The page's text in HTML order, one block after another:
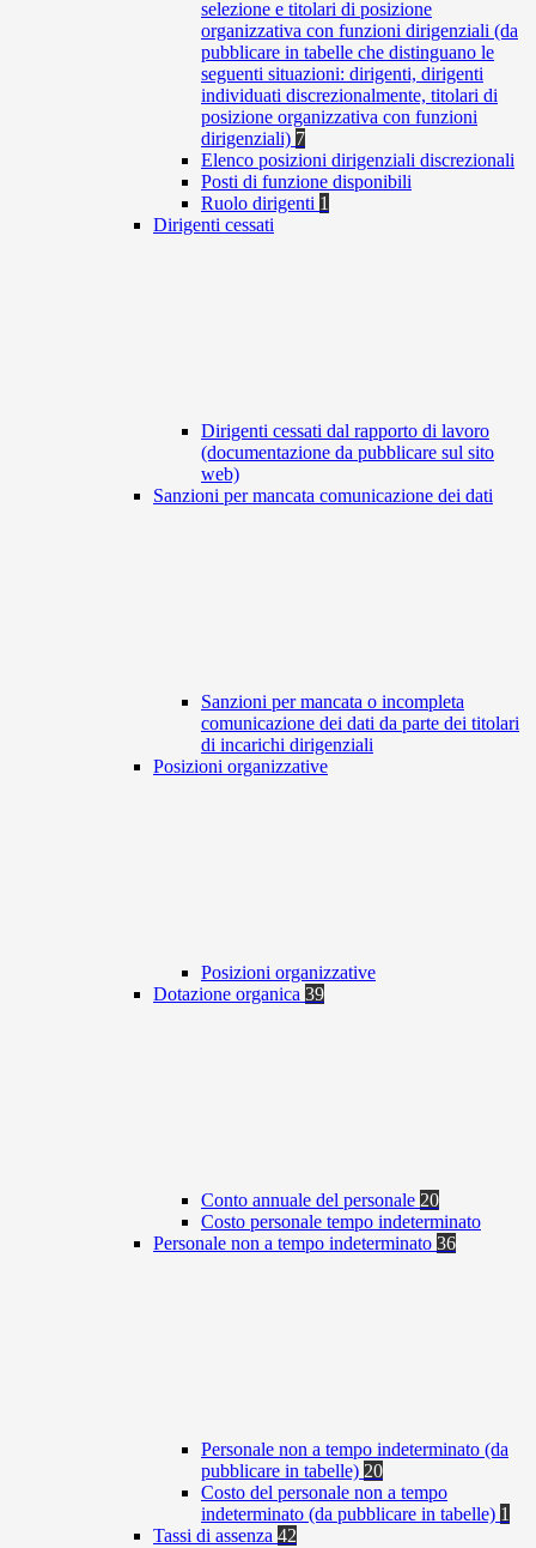
selezione e titolari di posizione
organizzativa con funzioni dirigenziali (da
pubblicare in tabelle che distinguano le
seguenti situazioni: dirigenti, dirigenti
individuati discrezionalmente, titolari di
posizione organizzativa con funzioni
dirigenziali) 7
Elenco posizioni dirigenziali discrezionali
Posti di funzione disponibili
Ruolo dirigenti 1
Dirigenti cessati
Dirigenti cessati dal rapporto di lavoro
(documentazione da pubblicare sul sito
web)
Sanzioni per mancata comunicazione dei dati
Sanzioni per mancata o incompleta
comunicazione dei dati da parte dei titolari
di incarichi dirigenziali
Posizioni organizzative
Posizioni organizzative
Dotazione organica 39
Conto annuale del personale 20
Costo personale tempo indeterminato
Personale non a tempo indeterminato 36
Personale non a tempo indeterminato (da
pubblicare in tabelle) 20
Costo del personale non a tempo
indeterminato (da pubblicare in tabelle) 1
Tassi di assenza 42